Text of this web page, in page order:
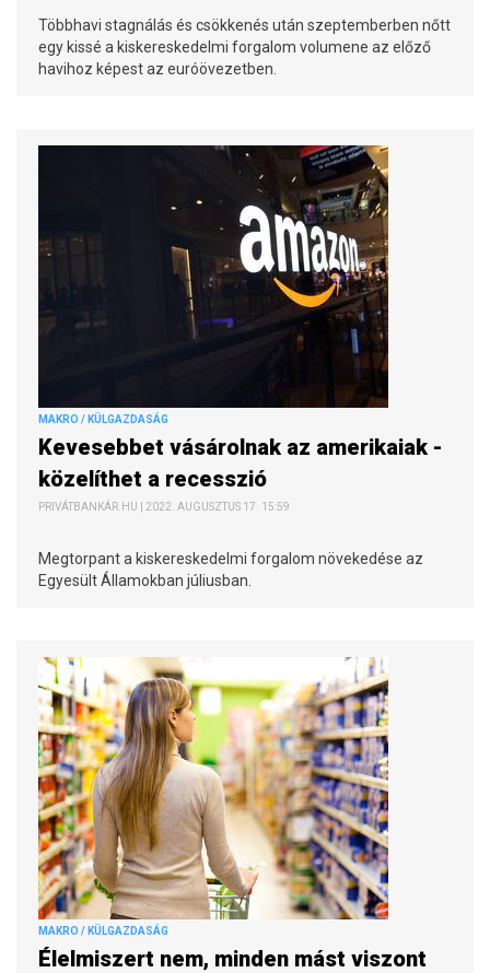
Többhavi stagnálás és csökkenés után szeptemberben nőtt
egy kissé a kiskereskedelmi forgalom volumene az előző
havihoz képest az euróövezetben.
MAKRO / KÜLGAZDASÁG
Kevesebbet vásárolnak az amerikaiak -
közelíthet a recesszió
PRIVÁTBANKÁR.HU | 2022. AUGUSZTUS 17. 15:59
Megtorpant a kiskereskedelmi forgalom növekedése az
Egyesült Államokban júliusban.
MAKRO / KÜLGAZDASÁG
Élelmiszert nem, minden mást viszont